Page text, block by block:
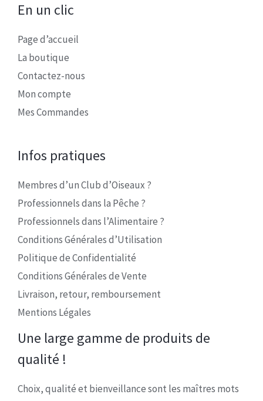
En un clic
Page d’accueil
La boutique
Contactez-nous
Mon compte
Mes Commandes
Infos pratiques
Membres d’un Club d’Oiseaux ?
Professionnels dans la Pêche ?
Professionnels dans l’Alimentaire ?
Conditions Générales d’Utilisation
Politique de Confidentialité
Conditions Générales de Vente
Livraison, retour, remboursement
Mentions Légales
Une large gamme de produits de
qualité !
Choix, qualité et bienveillance sont les maîtres mots